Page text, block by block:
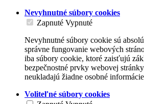
Nevyhnutné súbory cookies
Zapnuté Vypnuté
Nevyhnutné súbory cookie sú
správne fungovanie webových
iba súbory cookie, ktoré zaisťujú
bezpečnostné prvky webovej
neukladajú žiadne osobné
Voliteľné súbory cookies